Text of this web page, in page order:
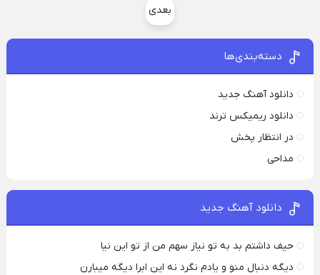
بعدی
دسته‌بندی‌ها
دانلود آهنگ جدید
دانلود ریمیکس ترند
در انتظار پخش
مداحی
دانلود آهنگ جدید
حیف داشتم بد به تو نیاز سهم من از تو این نیا
دیگه دنبال منو و یادم نگرد نه این ابرا دیگه میبارن